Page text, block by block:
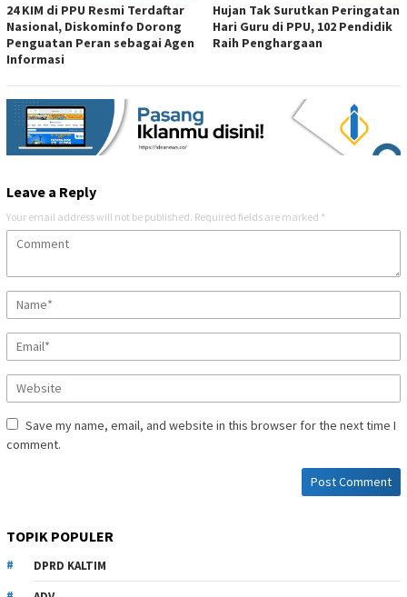
24 KIM di PPU Resmi Terdaftar
Nasional, Diskominfo Dorong
Penguatan Peran sebagai Agen
Informasi
Hujan Tak Surutkan Peringatan
Hari Guru di PPU, 102 Pendidik
Raih Penghargaan
Leave a Reply
Your email address will not be published. Required fields are marked *
Save my name, email, and website in this browser for the next time I
comment.
TOPIK POPULER
DPRD KALTIM